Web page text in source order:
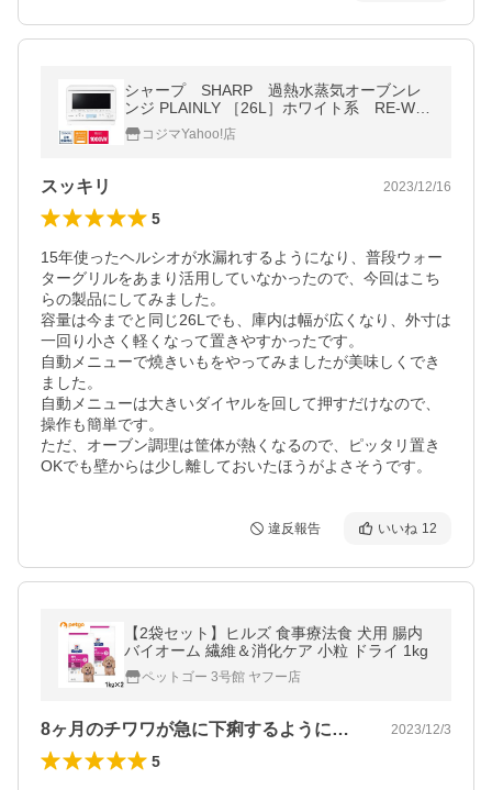
シャープ SHARP 過熱水蒸気オーブンレ
ンジ PLAINLY ［26L］ホワイト系 RE-WF2
64-WコジマYahoo!店
スッキリ 2023/12/16
5
15年使ったヘルシオが水漏れするようになり、普段ウォー
ターグリルをあまり活用していなかったので、今回はこち
らの製品にしてみました。
容量は今までと同じ26Lでも、庫内は幅が広くなり、外寸は
一回り小さく軽くなって置きやすかったです。
自動メニューで燒きいもをやってみましたが美味しくでき
ました。
自動メニューは大きいダイヤルを回して押すだけなので、
操作も簡単です。
ただ、オーブン調理は筐体が熱くなるので、ピッタリ置き
OKでも壁からは少し離しておいたほうがよさそうです。
違反報告 いいね 12
【2袋セット】ヒルズ 食事療法食 犬用 腸内
バイオーム 繊維＆消化ケア 小粒 ドライ 1kg
ペットゴー 3号館 ヤフー店
8ヶ月のチワワが急に下痢するようになり… 2023/12/3
5